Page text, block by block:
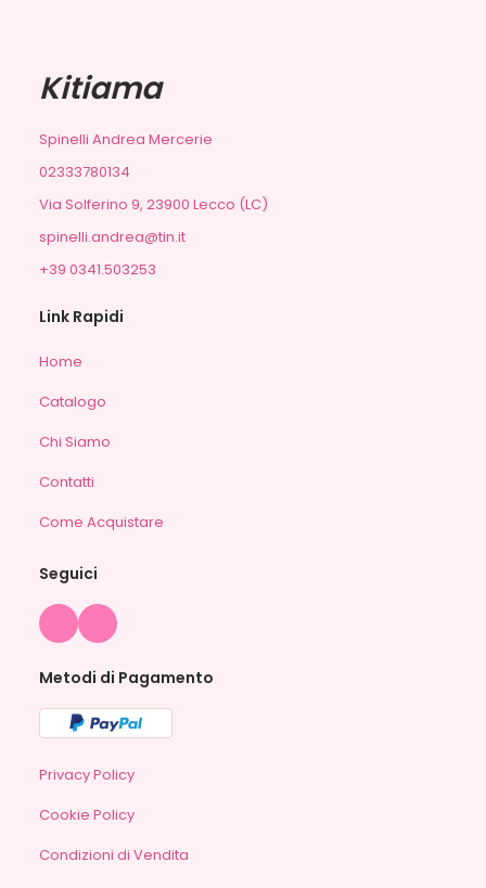
Kitiama
Spinelli Andrea Mercerie
02333780134
Via Solferino 9, 23900 Lecco (LC)
spinelli.andrea@tin.it
+39 0341.503253
Link Rapidi
Home
Catalogo
Chi Siamo
Contatti
Come Acquistare
Seguici
Metodi di Pagamento
Privacy Policy
Cookie Policy
Condizioni di Vendita